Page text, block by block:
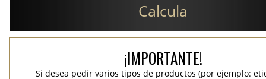
Calcula
¡IMPORTANTE!
Si desea pedir varios tipos de productos (por ejemplo: